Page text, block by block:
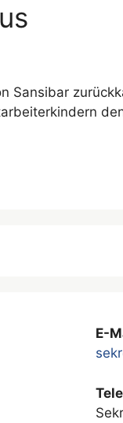
Sansibar
E-